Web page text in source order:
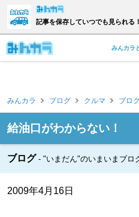
記事を保存していつでも見られる！
みんカラ
みんカラ ブログ クルマ ブロ
給油口がわからない！
ブログ "いまだん"のいまいまブロ
2009年4月16日